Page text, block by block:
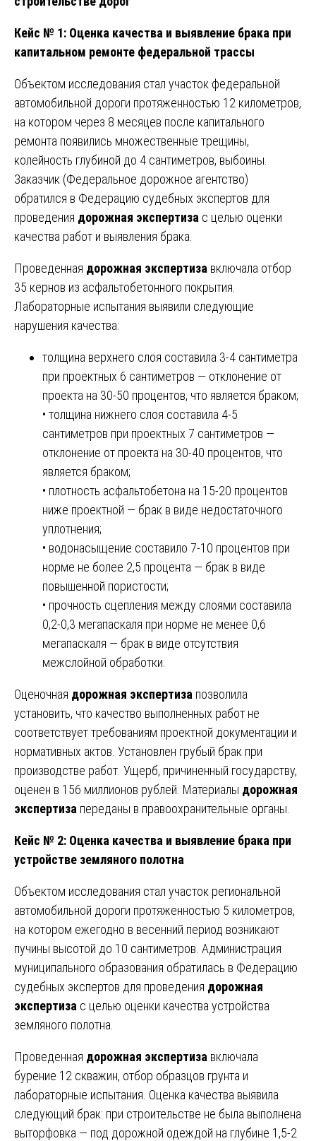
Кейс № 1: Оценка качества и выявление брака при
капитальном ремонте федеральной трассы
Объектом исследования стал участок федеральной
автомобильной дороги протяженностью 12 километров,
на котором через 8 месяцев после капитального
ремонта появились множественные трещины,
колейность глубиной до 4 сантиметров, выбоины.
Заказчик (Федеральное дорожное агентство)
обратился в Федерацию судебных экспертов для
проведения дорожная экспертиза с целью оценки
качества работ и выявления брака.
Проведенная дорожная экспертиза включала отбор
35 кернов из асфальтобетонного покрытия.
Лабораторные испытания выявили следующие
нарушения качества:
толщина верхнего слоя составила 3-4 сантиметра
при проектных 6 сантиметров — отклонение от
проекта на 30-50 процентов, что является браком;
• толщина нижнего слоя составила 4-5
сантиметров при проектных 7 сантиметров —
отклонение от проекта на 30-40 процентов, что
является браком;
• плотность асфальтобетона на 15-20 процентов
ниже проектной — брак в виде недостаточного
уплотнения;
• водонасыщение составило 7-10 процентов при
норме не более 2,5 процента — брак в виде
повышенной пористости;
• прочность сцепления между слоями составила
0,2-0,3 мегапаскаля при норме не менее 0,6
мегапаскаля — брак в виде отсутствия
межслойной обработки.
Оценочная дорожная экспертиза позволила
установить, что качество выполненных работ не
соответствует требованиям проектной документации и
нормативных актов. Установлен грубый брак при
производстве работ. Ущерб, причиненный государству,
оценен в 156 миллионов рублей. Материалы дорожная
экспертиза переданы в правоохранительные органы.
Кейс № 2: Оценка качества и выявление брака при
устройстве земляного полотна
Объектом исследования стал участок региональной
автомобильной дороги протяженностью 5 километров,
на котором ежегодно в весенний период возникают
пучины высотой до 10 сантиметров. Администрация
муниципального образования обратилась в Федерацию
судебных экспертов для проведения дорожная
экспертиза с целью оценки качества устройства
земляного полотна.
Проведенная дорожная экспертиза включала
бурение 12 скважин, отбор образцов грунта и
лабораторные испытания. Оценка качества выявила
следующий брак: при строительстве не была выполнена
выторфовка — под дорожной одеждой на глубине 1,5-2